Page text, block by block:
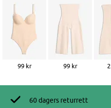
99 kr 99 kr
60 dagers returrett